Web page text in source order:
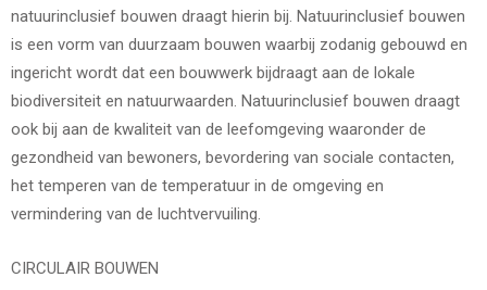
natuurinclusief bouwen draagt hierin bij. Natuurinclusief bouwen
is een vorm van duurzaam bouwen waarbij zodanig gebouwd en
ingericht wordt dat een bouwwerk bijdraagt aan de lokale
biodiversiteit en natuurwaarden. Natuurinclusief bouwen draagt
ook bij aan de kwaliteit van de leefomgeving waaronder de
gezondheid van bewoners, bevordering van sociale contacten,
het temperen van de temperatuur in de omgeving en
vermindering van de luchtvervuiling.
CIRCULAIR BOUWEN